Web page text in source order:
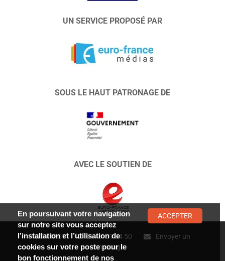
UN SERVICE PROPOSÉ PAR
SOUS LE HAUT PATRONAGE DE
AVEC LE SOUTIEN DE
CONTACT : 01 47 01 34 50
Envoyer un
message
En poursuivant votre navigation
sur notre site vous acceptez
l’installation et l’utilisation de
cookies sur votre poste pour le
bon fonctionnement de nos
ACCEPTER